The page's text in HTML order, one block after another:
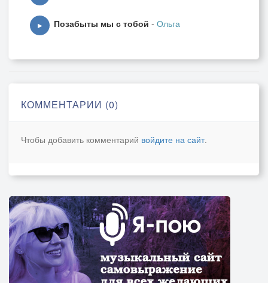
▶ Позабыты мы с тобой - Ольга
КОММЕНТАРИИ (0)
Чтобы добавить комментарий войдите на сайт.